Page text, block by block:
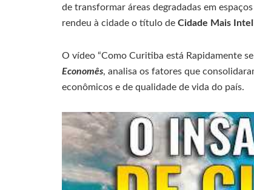
de transformar áreas degradadas em
rendeu à cidade o título de Cidade Mais
O vídeo “Como Curitiba está Rapidamente
Economês, analisa os fatores que
econômicos e de qualidade de vida do país.